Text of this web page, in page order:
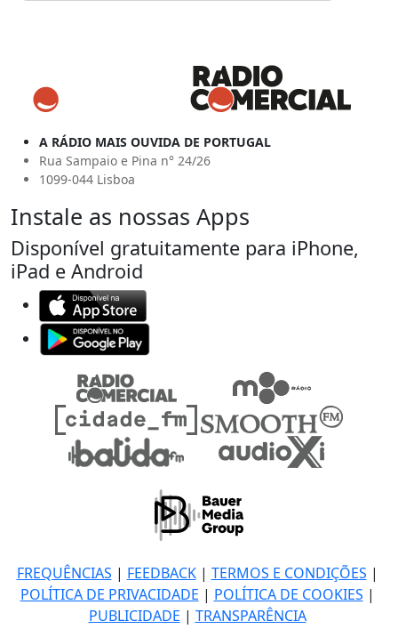
A RÁDIO MAIS OUVIDA DE PORTUGAL
Rua Sampaio e Pina n° 24/26
1099-044 Lisboa
Instale as nossas Apps
Disponível gratuitamente para iPhone,
iPad e Android
FREQUÊNCIAS | FEEDBACK| TERMOS E CONDIÇÕES |
POLÍTICA DE PRIVACIDADE | POLÍTICA DE COOKIES |
PUBLICIDADE | TRANSPARÊNCIA